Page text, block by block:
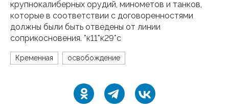
крупнокалиберных орудий, минометов и танков,
которые в соответствии с договоренностями
должны были быть отведены от линии
соприкосновения. *к11*к29*с
Кременная освобождение